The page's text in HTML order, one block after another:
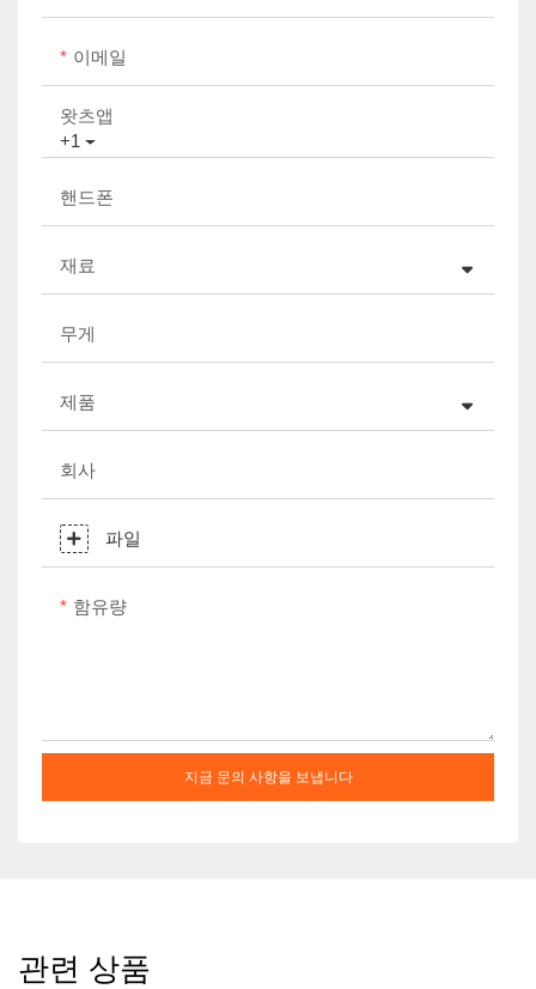
이메일
+1
왓츠앱
핸드폰
재료
무게
제품
회사
파일
함유량
지금 문의 사항을 보냅니다
관련 상품